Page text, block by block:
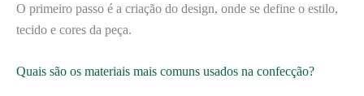
O primeiro passo é a criação do design, onde se define o estilo,
tecido e cores da peça.
Quais são os materiais mais comuns usados na confecção?